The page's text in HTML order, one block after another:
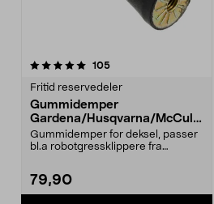
105anmeldelser
Fritid reservedeler
Gummidemper
Gardena/Husqvarna/McCullo
ch/Flymo
Gummidemper for deksel, passer
bl.a robotgressklippere fra
79,90
5.0 av 5 stjerner